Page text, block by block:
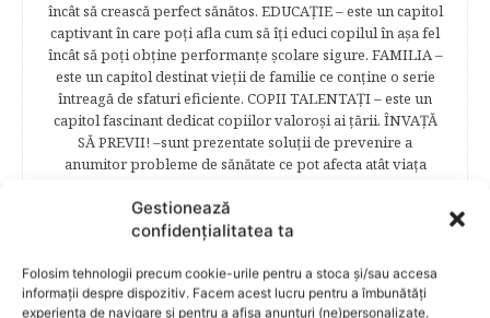
Gestionează
confidențialitatea ta
Folosim tehnologii precum cookie-urile pentru a stoca și/sau accesa
informații despre dispozitiv. Facem acest lucru pentru a îmbunătăți
experiența de navigare și pentru a afișa anunțuri (ne)personalizate.
încât să crească perfect sănătos. EDUCAŢIE – este un capitol
captivant în care poţi afla cum să îţi educi copilul în aşa fel
încât să poţi obţine performanţe şcolare sigure. FAMILIA –
este un capitol destinat vieţii de familie ce conţine o serie
întreagă de sfaturi eficiente. COPII TALENTAŢI – este un
capitol fascinant dedicat copiilor valoroși ai țării. ÎNVAŢĂ
SĂ PREVII! –sunt prezentate soluţii de prevenire a
anumitor probleme de sănătate ce pot afecta atât viaţa
RELATED POSTS